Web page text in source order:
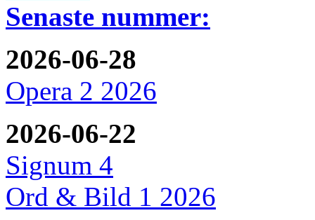
Senaste nummer:
2026-06-28
Opera 2 2026
2026-06-22
Signum 4
Ord & Bild 1 2026